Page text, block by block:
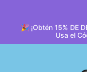
🎉 ¡Obtén 15% DE
Usa el